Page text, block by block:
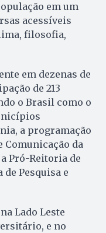
em um
acessíveis
filosofia,
em dezenas de
de 213
o Brasil como o
a programação
Comunicação da
Pró-Reitoria de
de Pesquisa e
Lado Leste
e no